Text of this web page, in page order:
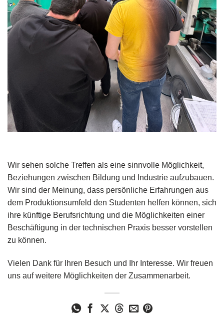
Wir sehen solche Treffen als eine sinnvolle Möglichkeit,
Beziehungen zwischen Bildung und Industrie aufzubauen.
Wir sind der Meinung, dass persönliche Erfahrungen aus
dem Produktionsumfeld den Studenten helfen können, sich
ihre künftige Berufsrichtung und die Möglichkeiten einer
Beschäftigung in der technischen Praxis besser vorstellen
zu können.
Vielen Dank für Ihren Besuch und Ihr Interesse. Wir freuen
uns auf weitere Möglichkeiten der Zusammenarbeit.